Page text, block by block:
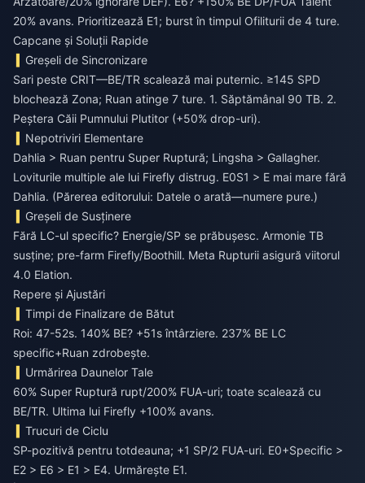
20% avans. Prioritizează E1; burst în timpul Ofiliturii de 4 ture.
Capcane și Soluții Rapide
Greșeli de Sincronizare
Sari peste CRIT—BE/TR scalează mai puternic. ≥145 SPD
blochează Zona; Ruan atinge 7 ture. 1. Săptămânal 90 TB. 2.
Peștera Căii Pumnului Plutitor (+50% drop-uri).
Nepotriviri Elementare
Dahlia > Ruan pentru Super Ruptură; Lingsha > Gallagher.
Loviturile multiple ale lui Firefly distrug. E0S1 > E mai mare fără
Dahlia. (Părerea editorului: Datele o arată—numere pure.)
Greșeli de Susținere
Fără LC-ul specific? Energie/SP se prăbușesc. Armonie TB
susține; pre-farm Firefly/Boothill. Meta Rupturii asigură viitorul
4.0 Elation.
Repere și Ajustări
Timpi de Finalizare de Bătut
Roi: 47-52s. 140% BE? +51s întârziere. 237% BE LC
specific+Ruan zdrobește.
Urmărirea Daunelor Tale
60% Super Ruptură rupt/200% FUA-uri; toate scalează cu
BE/TR. Ultima lui Firefly +100% avans.
Trucuri de Ciclu
SP-pozitivă pentru totdeauna; +1 SP/2 FUA-uri. E0+Specific >
E2 > E6 > E1 > E4. Urmărește E1.